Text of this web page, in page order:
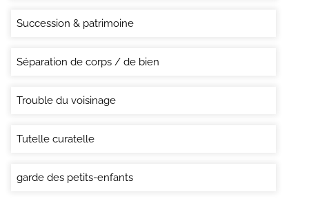
Succession & patrimoine
Séparation de corps / de bien
Trouble du voisinage
Tutelle curatelle
garde des petits-enfants